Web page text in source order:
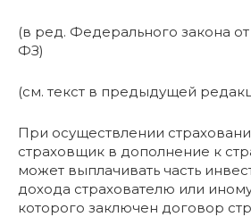
(в ред. Федерального закона от
ФЗ)
(см. текст в предыдущей
При осуществлении
страховщик в дополнение к
может выплачивать часть
дохода страхователю или
которого заключен договор